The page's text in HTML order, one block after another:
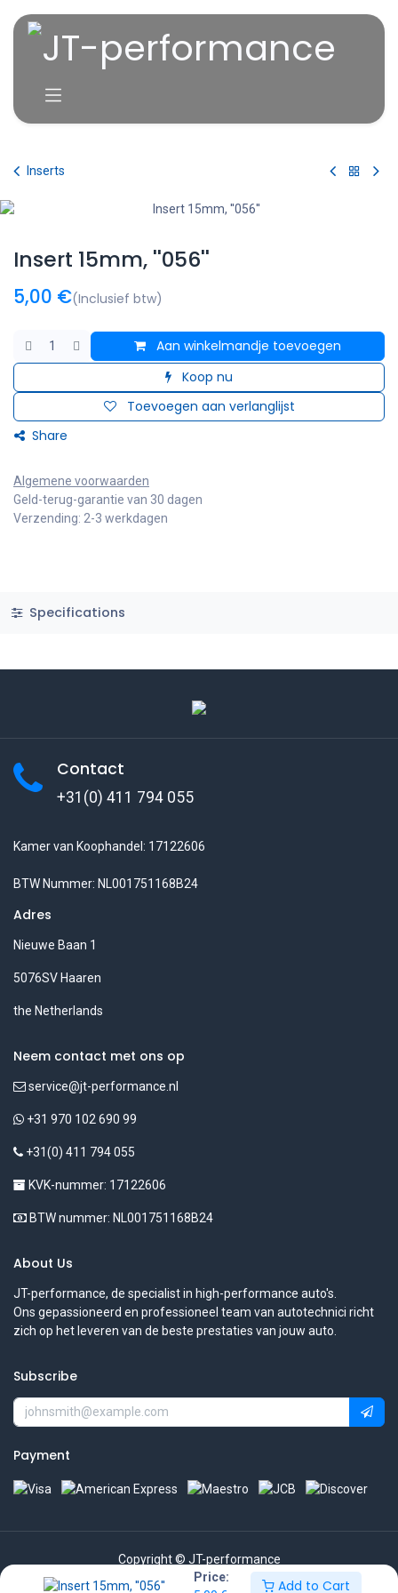
Price:
Add to Cart
Inserts
Insert 15mm, ''056''
5,00 €(Inclusief btw)
Aan winkelmandje toevoegen
Koop nu
Toevoegen aan verlanglijst
Share
Algemene voorwaarden
Geld-terug-garantie van 30 dagen
Verzending: 2-3 werkdagen
Specifications
Contact
+31(0) 411 794 055
Kamer van Koophandel: 17122606
BTW Nummer: NL001751168B24
Adres
Nieuwe Baan 1
5076SV Haaren
the Netherlands
Neem contact met ons op
service@jt-performance.nl
+31 970 102 690 99
+31(0) 411 794 055
KVK-nummer: 17122606
BTW nummer: NL001751168B24
About Us
JT-performance, de specialist in high-performance auto's.
Ons gepassioneerd en professioneel team van autotechnici richt
zich op het leveren van de beste prestaties van jouw auto.
Subscribe
Payment
Copyright © JT-performance